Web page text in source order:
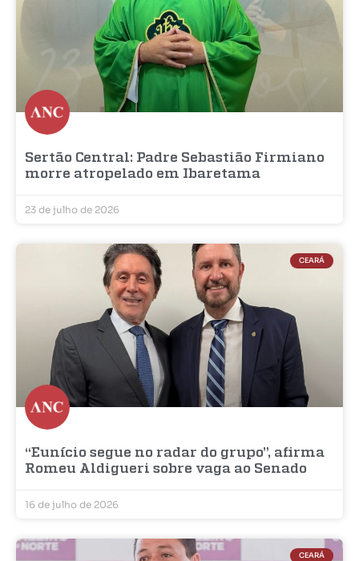
Sertão Central: Padre Sebastião Firmiano
morre atropelado em Ibaretama
23 de julho de 2026
CEARÁ
“Eunício segue no radar do grupo”, afirma
Romeu Aldigueri sobre vaga ao Senado
16 de julho de 2026
CEARÁ